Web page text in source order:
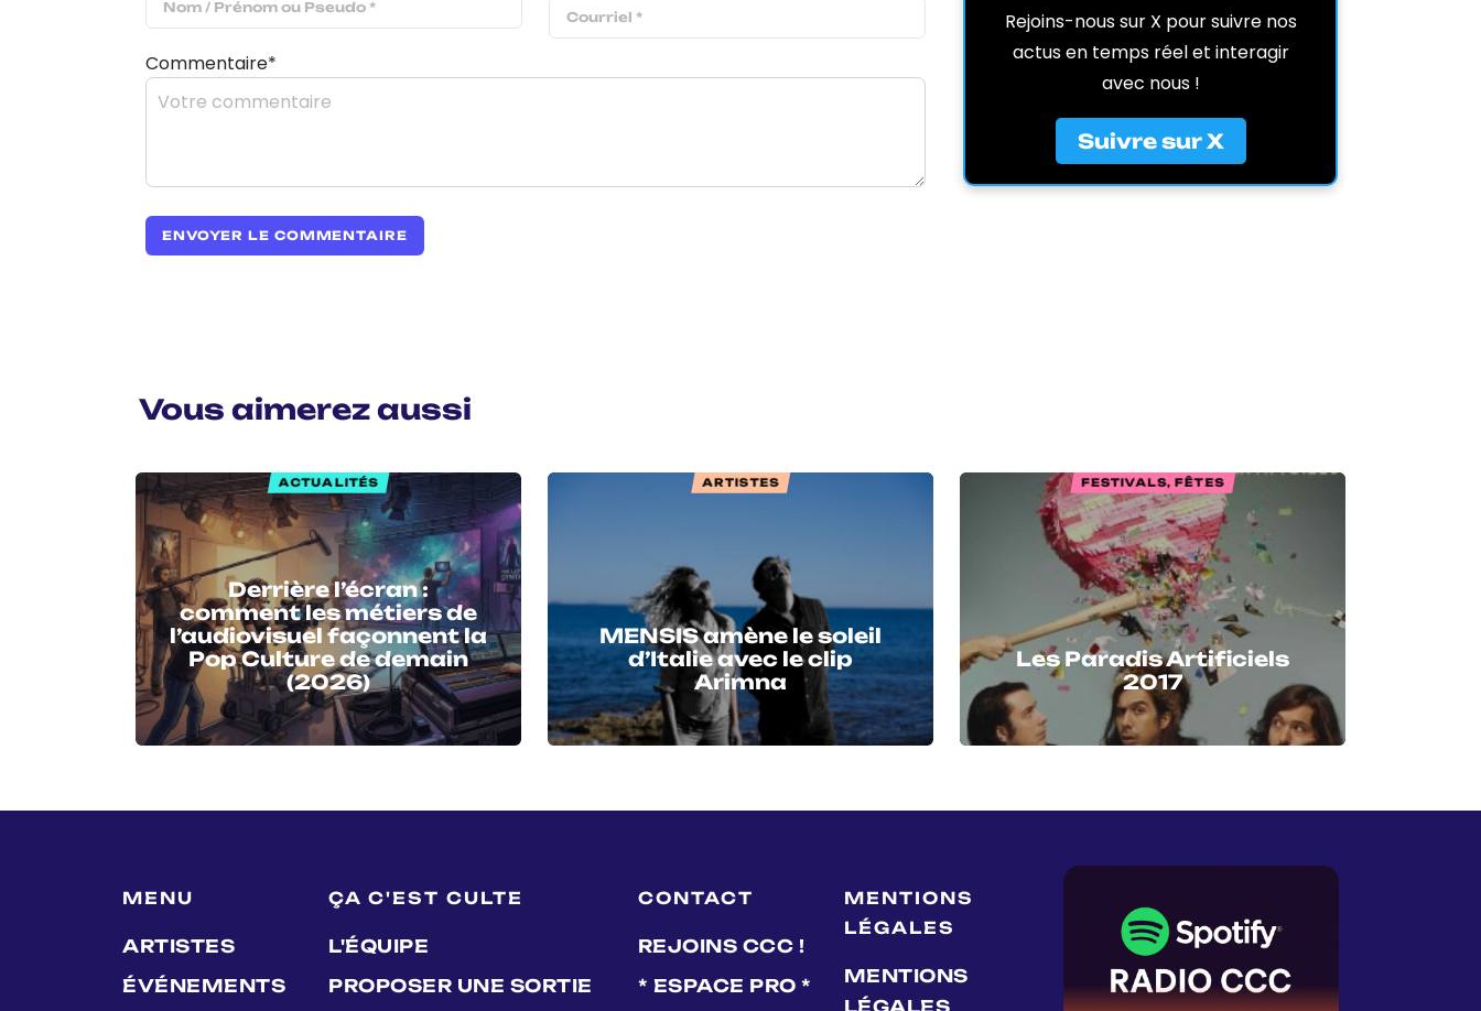
Commentaire*
Rejoins-nous sur X pour suivre nos
actus en temps réel et interagir
avec nous !
Suivre sur X
Vous aimerez aussi
ACTUALITÉS
Derrière l’écran :
comment les métiers de
l’audiovisuel façonnent la
Pop Culture de demain
(2026)
ARTISTES
MENSIS amène le soleil
d’Italie avec le clip
Arimna
FESTIVALS, FÊTES
Les Paradis Artificiels
2017
MENU
ARTISTES
ÉVÉNEMENTS
ÇA C'EST CULTE
L'ÉQUIPE
PROPOSER UNE SORTIE
CONTACT
REJOINS CCC !
* ESPACE PRO *
MENTIONS
LÉGALES
MENTIONS
LÉGALES